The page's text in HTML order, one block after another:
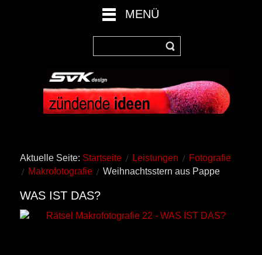
MENÜ
Aktuelle Seite: Startseite Leistungen
Fotografie
Makrofotografie
Weihnachtsstern aus Pappe
WAS IST DAS?